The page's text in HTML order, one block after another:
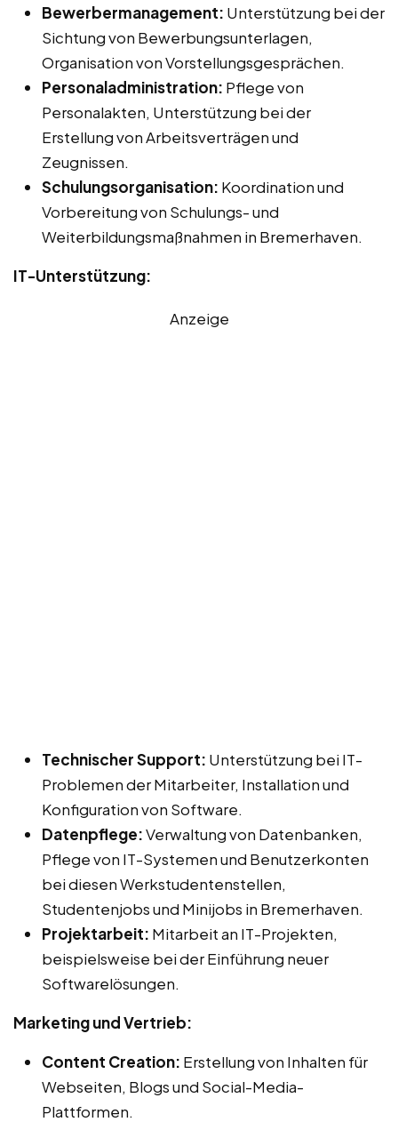
Bewerbermanagement: Unterstützung bei der
Sichtung von Bewerbungsunterlagen,
Organisation von Vorstellungsgesprächen.
Personaladministration: Pflege von
Personalakten, Unterstützung bei der
Erstellung von Arbeitsverträgen und
Zeugnissen.
Schulungsorganisation: Koordination und
Vorbereitung von Schulungs- und
Weiterbildungsmaßnahmen in Bremerhaven.
IT-Unterstützung:
Anzeige
Technischer Support: Unterstützung bei IT-
Problemen der Mitarbeiter, Installation und
Konfiguration von Software.
Datenpflege:Verwaltung von Datenbanken,
Pflege von IT-Systemen und Benutzerkonten
bei diesen Werkstudentenstellen,
Studentenjobs und Minijobs in Bremerhaven.
Projektarbeit: Mitarbeit an IT-Projekten,
beispielsweise bei der Einführung neuer
Softwarelösungen.
Marketing und Vertrieb:
Content Creation: Erstellung von Inhalten für
Webseiten, Blogs und Social-Media-
Plattformen.